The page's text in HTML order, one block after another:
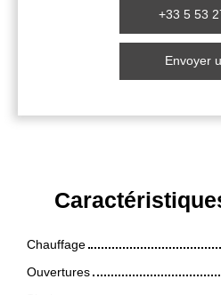
+33 5 53
Envoyer
Chauffage
Ouvertures